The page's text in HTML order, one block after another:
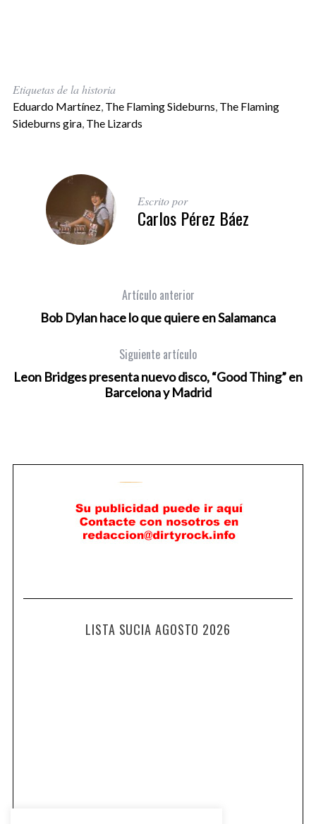
Etiquetas de la historia
Eduardo Martínez, The Flaming Sideburns, The Flaming
Sideburns gira, The Lizards
Escrito por
Carlos Pérez Báez
Artículo anterior
Bob Dylan hace lo que quiere en Salamanca
Siguiente artículo
Leon Bridges presenta nuevo disco, “Good Thing” en
Barcelona y Madrid
LISTA SUCIA AGOSTO 2026